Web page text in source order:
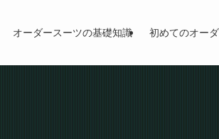
オーダースーツの基礎知識 初めてのオー